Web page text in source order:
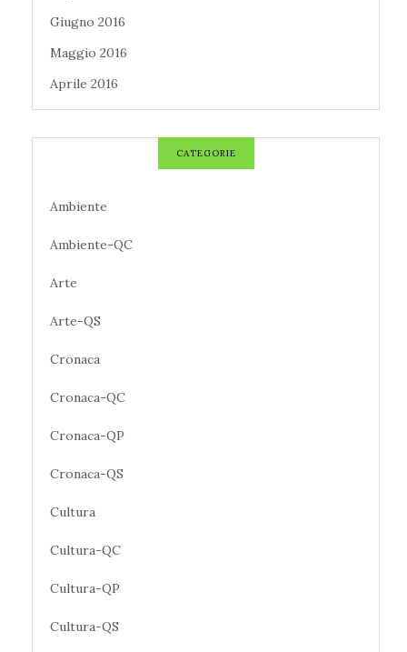
Giugno 2016
Maggio 2016
Aprile 2016
CATEGORIE
Ambiente
Ambiente-QC
Arte
Arte-QS
Cronaca
Cronaca-QC
Cronaca-QP
Cronaca-QS
Cultura
Cultura-QC
Cultura-QP
Cultura-QS